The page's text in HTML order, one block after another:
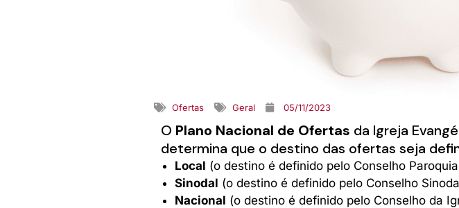
Ofertas Geral 05/11/2023
O Plano Nacional de Ofertas da Igreja
determina que o destino das ofertas seja
Local (o destino é definido pelo Conselho
Sinodal (o destino é definido pelo Conselho
Nacional (o destino é definido pelo Conselho da